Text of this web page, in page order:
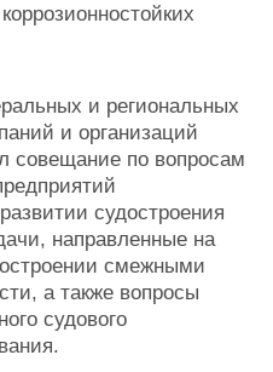
и региональных
и организаций
совещание по вопросам
судостроения
направленные на
смежными
а также вопросы
судового